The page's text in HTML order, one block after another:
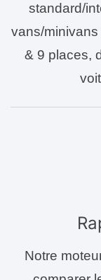
standard/
vans/
& 9 places,
Notre